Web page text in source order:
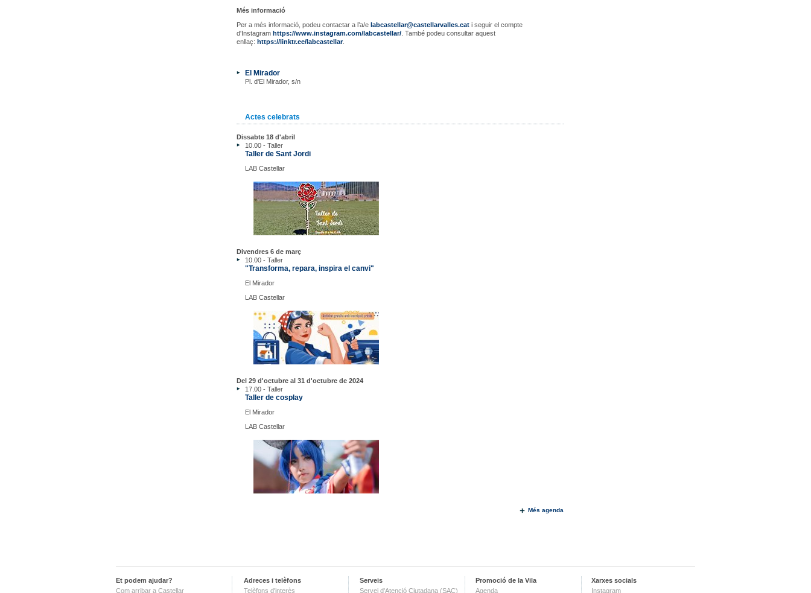
Més informació
Per a més informació, podeu contactar a l’a/e labcastellar@castellarvalles.cat i seguir el compte
d'Instagram https://www.instagram.com/labcastellar/ . També podeu consultar aquest
enllaç: https://linktr.ee/labcastellar.
El Mirador
Pl. d'El Mirador, s/n
Actes celebrats
Dissabte 18 d'abril
10.00 - Taller
Taller de Sant Jordi
LAB Castellar
Divendres 6 de març
10.00 - Taller
"Transforma, repara, inspira el canvi"
El Mirador
LAB Castellar
Del 29 d'octubre al 31 d'octubre de 2024
17.00 - Taller
Taller de cosplay
El Mirador
LAB Castellar
Més agenda
Et podem ajudar?
Com arribar a Castellar
Adreces i telèfons
Telèfons d'interès
Serveis
Servei d'Atenció Ciutadana (SAC)
Promoció de la Vila
Agenda
Xarxes socials
Instagram